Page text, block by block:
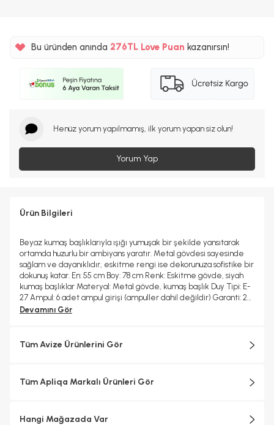
Bu üründen anında %5 Love Puankazanırsın!
Henüz yorum yapılmamış, ilk yorum yapan siz olun!
Yorum Yap
Ürün Bilgileri
Beyaz kumaş başlıklarıyla ışığı yumuşak bir şekilde yansıtarak
ortamda huzurlu bir ambiyans yaratır. Metal gövdesi sayesinde
sağlam ve dayanıklıdır, eskitme rengi ise dekorunuza sofistike bir
dokunuş katar. En: 55 cm Boy: 78 cm Renk: Eskitme gövde, siyah
kumaş başlıklar Materyal: Metal gövde, kumaş başlık Duy Tipi: E-
27 Ampul: 6 adet ampul girişi (ampuller dahil değildir) Garanti: 2
yıl
Devamını Gör
Tüm Avize Ürünlerini Gör
Tüm Apliqa Markalı Ürünleri Gör
Hangi Mağazada Var